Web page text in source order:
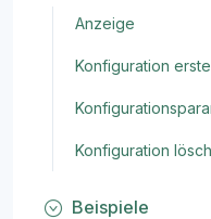
Anzeige
Konfiguration
Konfiguration
Beispiele